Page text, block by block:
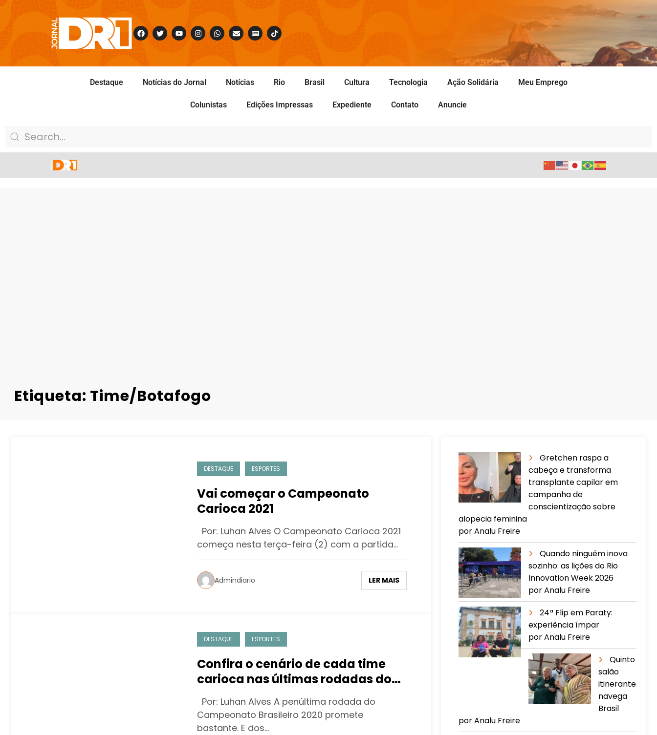
Destaque Notícias do Jornal Notícias Rio Brasil Cultura Tecnologia Ação Solidária Meu Emprego
Colunistas Edições Impressas Expediente Contato Anuncie
Etiqueta: Time/Botafogo
DESTAQUE ESPORTES
Vai começar o Campeonato
Carioca 2021
Por: Luhan Alves O Campeonato Carioca 2021
começa nesta terça-feira (2) com a partida…
Admindiario LER MAIS
DESTAQUE ESPORTES
Confira o cenário de cada time
carioca nas últimas rodadas do
Brasileirão
Por: Luhan Alves A penúltima rodada do
Campeonato Brasileiro 2020 promete
bastante. E dos…
Gretchen raspa a
cabeça e transforma
transplante capilar em
campanha de
conscientização sobre
alopecia feminina
por Analu Freire
Quando ninguém inova
sozinho: as lições do Rio
Innovation Week 2026
por Analu Freire
24ª Flip em Paraty:
experiência ímpar
por Analu Freire
Quinto
salão
itinerante
navega
Brasil
por Analu Freire